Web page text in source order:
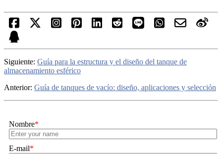
Siguiente: Guía para la estructura y el diseño del tanque de
almacenamiento esférico
Anterior: Guía de tanques de vacío: diseño, aplicaciones y selección
Nombre*
E-mail*